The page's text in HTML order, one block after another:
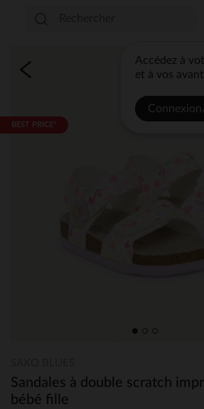
Accédez à
et à vos
BEST PRICE*
Sandales à double scratch
bébé fille